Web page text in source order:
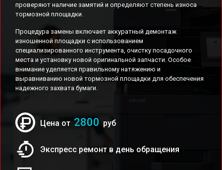
проверяют наличие замятий и определяют степень износа
тормозной площадки.
Процедура замены включает аккуратный демонтаж
изношенной площадки с использованием
специализированного инструмента, очистку посадочного
места и установку новой оригинальной запчасти. Особое
внимание уделяется правильному натяжению и
выравниванию новой тормозной площадки для обеспечения
надежного захвата бумаги.
Цена от 2800 руб
Экспресс ремонт в день обращения